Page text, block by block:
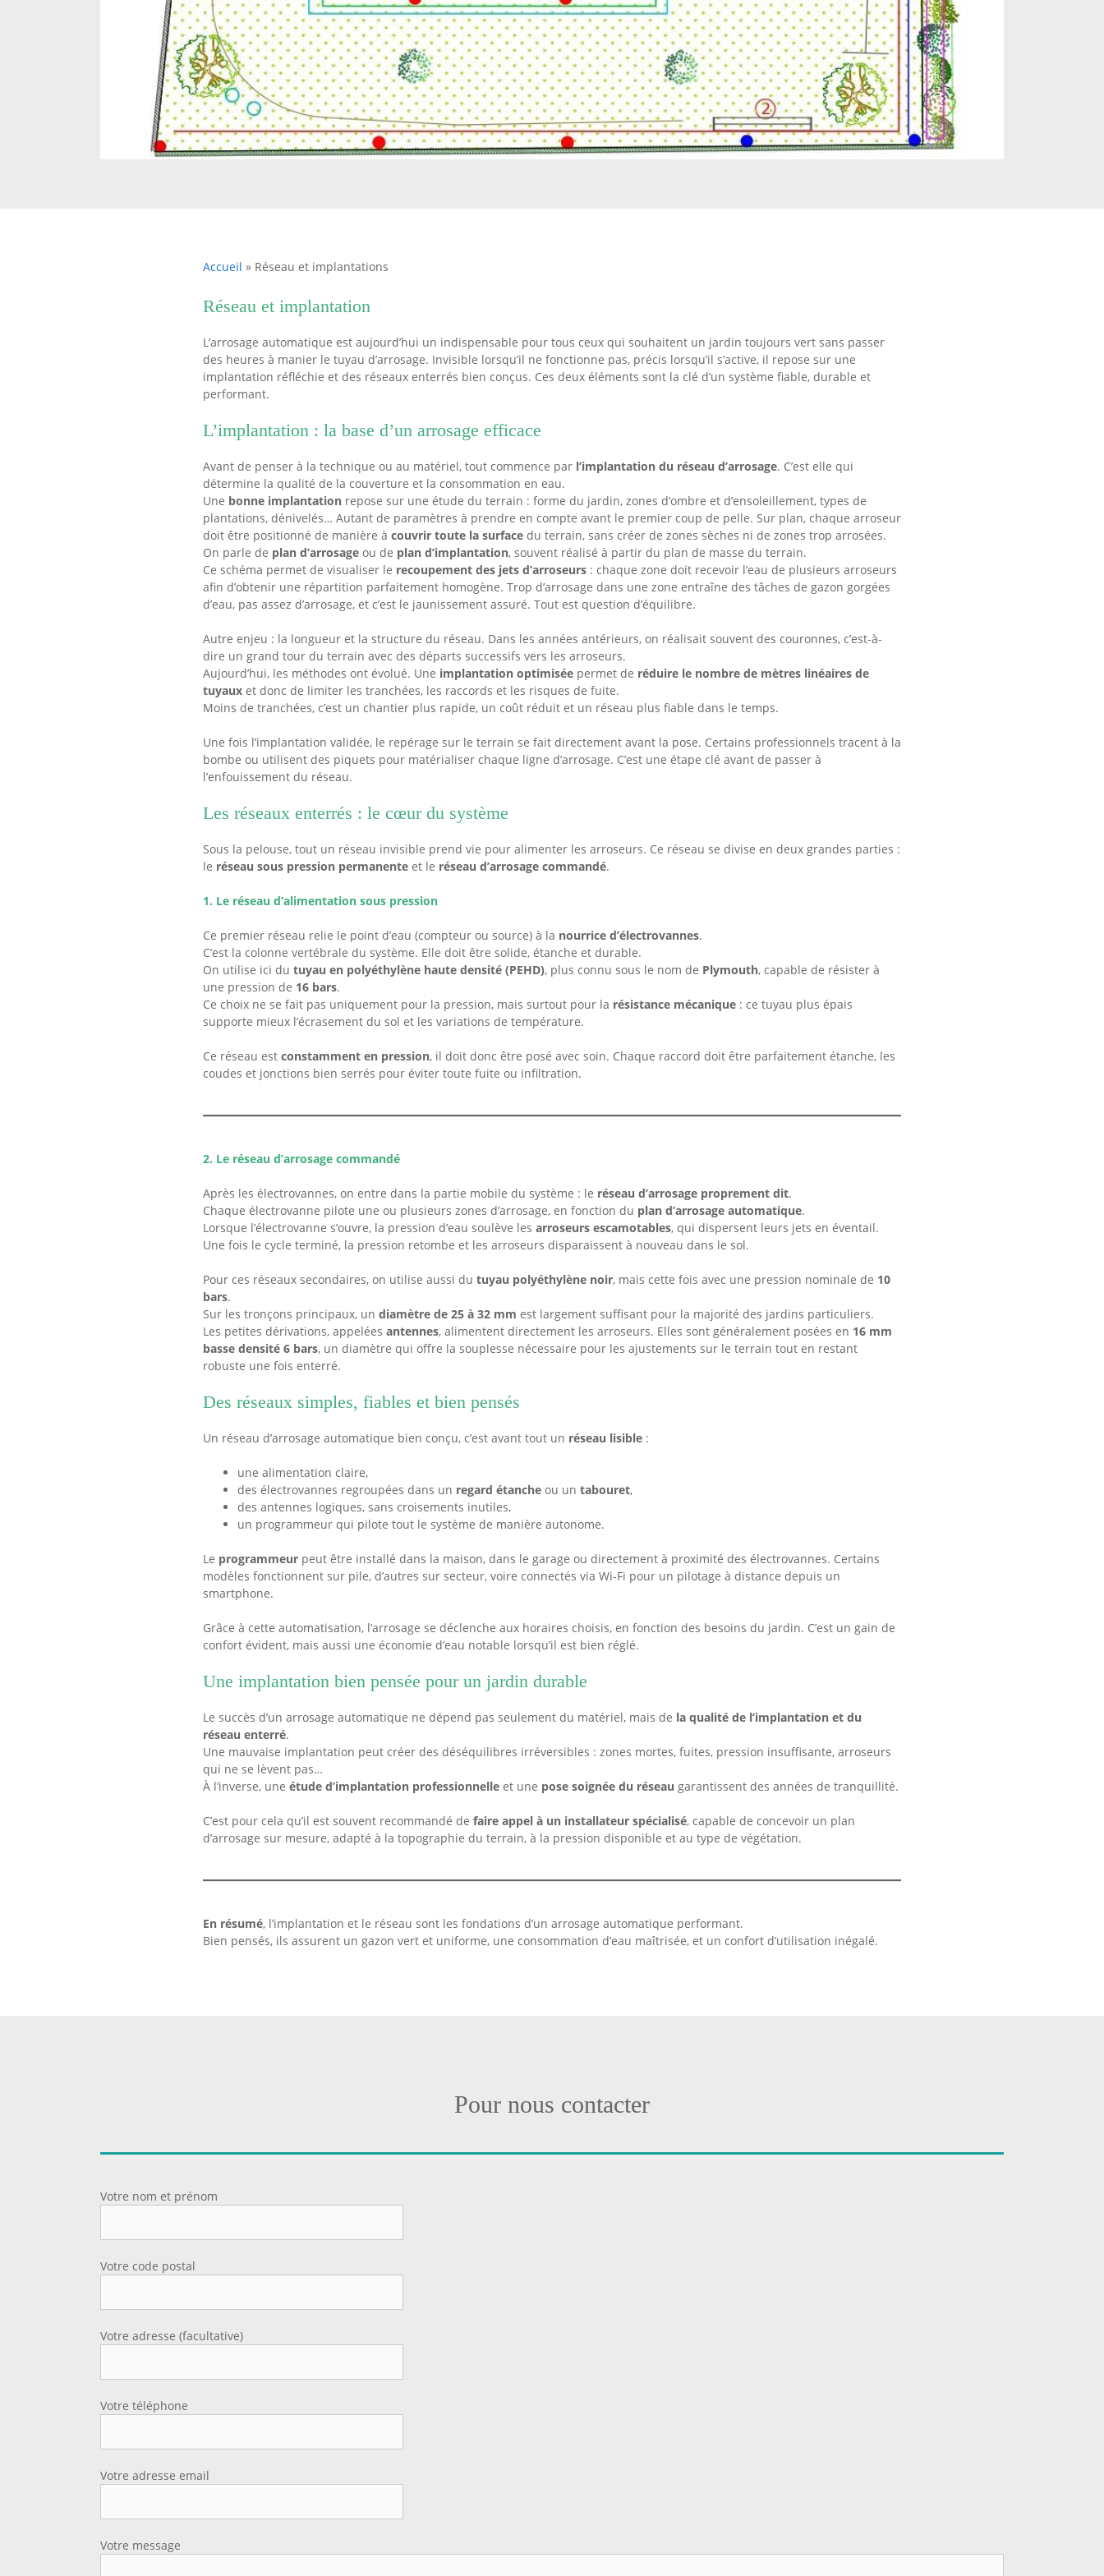
Accueil » Réseau et implantations
Réseau et implantation
L’arrosage automatique est aujourd’hui un indispensable pour tous ceux qui souhaitent un jardin toujours vert sans passer
des heures à manier le tuyau d’arrosage. Invisible lorsqu’il ne fonctionne pas, précis lorsqu’il s’active, il repose sur une
implantation réfléchie et des réseaux enterrés bien conçus. Ces deux éléments sont la clé d’un système fiable, durable et
performant.
L’implantation : la base d’un arrosage efficace
Avant de penser à la technique ou au matériel, tout commence par l’implantation du réseau d’arrosage. C’est elle qui
détermine la qualité de la couverture et la consommation en eau.
Une bonne implantation repose sur une étude du terrain : forme du jardin, zones d’ombre et d’ensoleillement, types de
plantations, dénivelés… Autant de paramètres à prendre en compte avant le premier coup de pelle. Sur plan, chaque arroseur
doit être positionné de manière à couvrir toute la surface du terrain, sans créer de zones sèches ni de zones trop arrosées.
On parle de plan d’arrosage ou de plan d’implantation, souvent réalisé à partir du plan de masse du terrain.
Ce schéma permet de visualiser le recoupement des jets d’arroseurs : chaque zone doit recevoir l’eau de plusieurs arroseurs
afin d’obtenir une répartition parfaitement homogène. Trop d’arrosage dans une zone entraîne des tâches de gazon gorgées
d’eau, pas assez d’arrosage, et c’est le jaunissement assuré. Tout est question d’équilibre.
Autre enjeu : la longueur et la structure du réseau. Dans les années antérieurs, on réalisait souvent des couronnes, c’est-à-
dire un grand tour du terrain avec des départs successifs vers les arroseurs.
Aujourd’hui, les méthodes ont évolué. Une implantation optimisée permet de réduire le nombre de mètres linéaires de
tuyaux et donc de limiter les tranchées, les raccords et les risques de fuite.
Moins de tranchées, c’est un chantier plus rapide, un coût réduit et un réseau plus fiable dans le temps.
Une fois l’implantation validée, le repérage sur le terrain se fait directement avant la pose. Certains professionnels tracent à la
bombe ou utilisent des piquets pour matérialiser chaque ligne d’arrosage. C’est une étape clé avant de passer à
l’enfouissement du réseau.
Les réseaux enterrés : le cœur du système
Sous la pelouse, tout un réseau invisible prend vie pour alimenter les arroseurs. Ce réseau se divise en deux grandes parties :
le réseau sous pression permanente et le réseau d’arrosage commandé.
1. Le réseau d’alimentation sous pression
Ce premier réseau relie le point d’eau (compteur ou source) à la nourrice d’électrovannes.
C’est la colonne vertébrale du système. Elle doit être solide, étanche et durable.
On utilise ici du tuyau en polyéthylène haute densité (PEHD), plus connu sous le nom de Plymouth, capable de résister à
une pression de 16 bars.
Ce choix ne se fait pas uniquement pour la pression, mais surtout pour la résistance mécanique : ce tuyau plus épais
supporte mieux l’écrasement du sol et les variations de température.
Ce réseau est constamment en pression, il doit donc être posé avec soin. Chaque raccord doit être parfaitement étanche, les
coudes et jonctions bien serrés pour éviter toute fuite ou infiltration.
2. Le réseau d’arrosage commandé
Après les électrovannes, on entre dans la partie mobile du système : le réseau d’arrosage proprement dit.
Chaque électrovanne pilote une ou plusieurs zones d’arrosage, en fonction du plan d’arrosage automatique.
Lorsque l’électrovanne s’ouvre, la pression d’eau soulève les arroseurs escamotables, qui dispersent leurs jets en éventail.
Une fois le cycle terminé, la pression retombe et les arroseurs disparaissent à nouveau dans le sol.
Pour ces réseaux secondaires, on utilise aussi du tuyau polyéthylène noir, mais cette fois avec une pression nominale de 10
bars.
Sur les tronçons principaux, un diamètre de 25 à 32 mm est largement suffisant pour la majorité des jardins particuliers.
Les petites dérivations, appelées antennes, alimentent directement les arroseurs. Elles sont généralement posées en 16 mm
basse densité 6 bars, un diamètre qui offre la souplesse nécessaire pour les ajustements sur le terrain tout en restant
robuste une fois enterré.
Des réseaux simples, fiables et bien pensés
Un réseau d’arrosage automatique bien conçu, c’est avant tout un réseau lisible :
une alimentation claire,
des électrovannes regroupées dans un regard étanche ou un tabouret,
des antennes logiques, sans croisements inutiles,
un programmeur qui pilote tout le système de manière autonome.
Le programmeur peut être installé dans la maison, dans le garage ou directement à proximité des électrovannes. Certains
modèles fonctionnent sur pile, d’autres sur secteur, voire connectés via Wi-Fi pour un pilotage à distance depuis un
smartphone.
Grâce à cette automatisation, l’arrosage se déclenche aux horaires choisis, en fonction des besoins du jardin. C’est un gain de
confort évident, mais aussi une économie d’eau notable lorsqu’il est bien réglé.
Une implantation bien pensée pour un jardin durable
Le succès d’un arrosage automatique ne dépend pas seulement du matériel, mais de la qualité de l’implantation et du
réseau enterré.
Une mauvaise implantation peut créer des déséquilibres irréversibles : zones mortes, fuites, pression insuffisante, arroseurs
qui ne se lèvent pas…
À l’inverse, une étude d’implantation professionnelle et une pose soignée du réseau garantissent des années de tranquillité.
C’est pour cela qu’il est souvent recommandé de faire appel à un installateur spécialisé, capable de concevoir un plan
d’arrosage sur mesure, adapté à la topographie du terrain, à la pression disponible et au type de végétation.
En résumé, l’implantation et le réseau sont les fondations d’un arrosage automatique performant.
Bien pensés, ils assurent un gazon vert et uniforme, une consommation d’eau maîtrisée, et un confort d’utilisation inégalé.
Pour nous contacter
Votre nom et prénom
Votre code postal
Votre adresse (facultative)
Votre téléphone
Votre adresse email
Votre message